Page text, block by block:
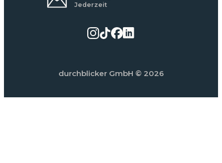
Jederzeit
durchblicker GmbH © 2026